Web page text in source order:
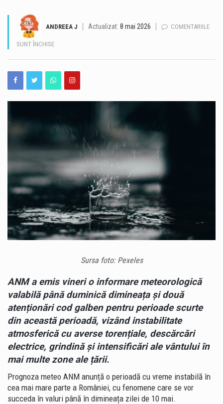
Litoralul românesc este la capacitate maximă în acest weekend, când peste 200.000 de turiști se află în stațiunile de la Marea Neagră, potrivit datelor centralizate de operatorii din turism. Hotelurile, apartamentele de vacanță și celelalte structuri de cazare sunt ocupate în proporție de 100%, iar restaurantele, terasele, beach-barurile, cluburile și operatorii de agrement se confruntă cu un aflux important de clienți. Reprezentanții industriei ospitalității consideră că nivelul ridicat de ocupare reprezintă unul dintre cele mai importante momente ale sezonului estival 2026. Corina Martin, președintele Patronatului RESTO Constanța și secretar general al Federației Patronatelor din Industria Ospitalității din România (FPIOR), spune…
ANDREEA J Actualizat: 8 mai 2026 COMENTARIILE
SUNT ÎNCHISEPENTRU
GRINDINĂ
VÂNT.
A
EMIS
INFORMARE
METEO
VREME
REA
Sursa foto: Pexeles
ANM a emis vineri o informare meteorologică
valabilă până duminică dimineața și două
atenționări cod galben pentru perioade scurte
din această perioadă, vizând instabilitate
atmosferică cu averse torențiale, descărcări
electrice, grindină și intensificări ale vântului în
mai multe zone ale țării.
Prognoza meteo ANM anunță o perioadă cu vreme instabilă în
cea mai mare parte a României, cu fenomene care se vor
succeda în valuri până în dimineața zilei de 10 mai.